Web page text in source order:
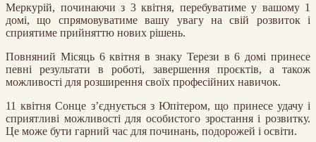
Меркурій, починаючи з 3 квітня, перебуватиме у вашому 1
домі, що спрямовуватиме вашу увагу на свій розвиток і
сприятиме прийняттю нових рішень.
Повняний Місяць 6 квітня в знаку Терези в 6 домі принесе
певні результати в роботі, завершення проєктів, а також
можливості для розширення своїх професійних навичок.
11 квітня Сонце з’єднується з Юпітером, що принесе удачу і
сприятливі можливості для особистого зростання і розвитку.
Це може бути гарний час для починань, подорожей і освіти.